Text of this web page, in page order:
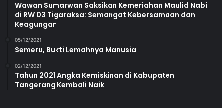
Wawan Sumarwan Saksikan Kemeriahan Maulid Nabi
di RW 03 Tigaraksa: Semangat Kebersamaan dan
Keagungan
05/12/2021
Semeru, Bukti Lemahnya Manusia
02/12/2021
Tahun 2021 Angka Kemiskinan di Kabupaten
Tangerang Kembali Naik